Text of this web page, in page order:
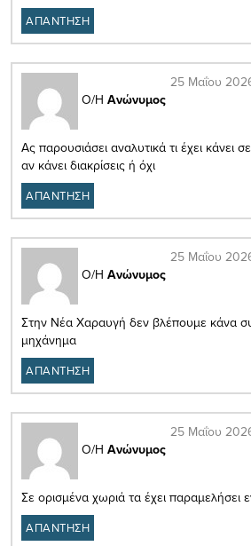
ΑΠΑΝΤΗΣΗ
Ο/Η Ανώνυμος
25 Μαΐου
Ας παρουσιάσει αναλυτικά τι έχει κάνει
αν κάνει διακρίσεις ή όχι
ΑΠΑΝΤΗΣΗ
Ο/Η Ανώνυμος
25 Μαΐου
Στην Νέα Χαραυγή δεν βλέπουμε κάνα
μηχάνημα
ΑΠΑΝΤΗΣΗ
Ο/Η Ανώνυμος
25 Μαΐου
Σε ορισμένα χωριά τα έχει παραμελήσει
ΑΠΑΝΤΗΣΗ